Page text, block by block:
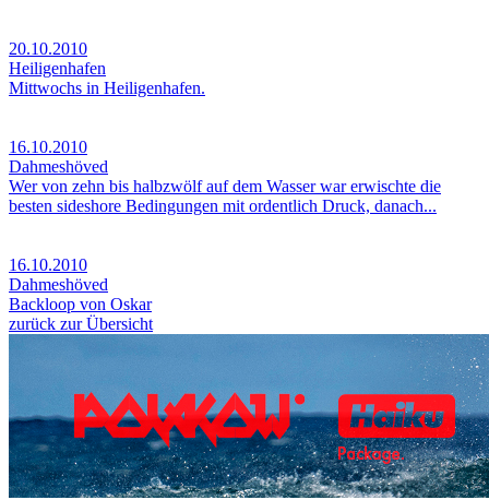
20.10.2010
Heiligenhafen
Mittwochs in Heiligenhafen.
16.10.2010
Dahmeshöved
Wer von zehn bis halbzwölf auf dem Wasser war erwischte die
besten sideshore Bedingungen mit ordentlich Druck, danach...
16.10.2010
Dahmeshöved
Backloop von Oskar
zurück zur Übersicht